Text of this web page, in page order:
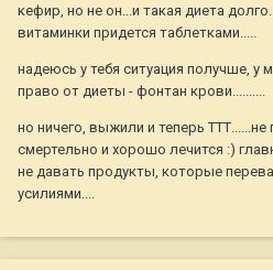
кефир, но не он...и такая диета
витаминки придется таблетками.....
надеюсь у тебя ситуация получше, у
право от диеты - фонтан крови..........
но ничего, выжили и теперь
смертельно и хорошо лечится :)
не давать продукты, которые
усилиями....